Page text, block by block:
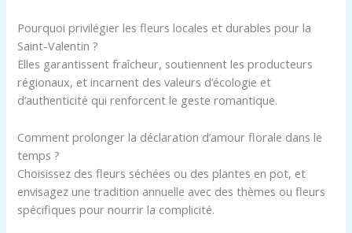
Pourquoi privilégier les fleurs locales et durables pour la
Saint-Valentin ?
Elles garantissent fraîcheur, soutiennent les producteurs
régionaux, et incarnent des valeurs d’écologie et
d’authenticité qui renforcent le geste romantique.
Comment prolonger la déclaration d’amour florale dans le
temps ?
Choisissez des fleurs séchées ou des plantes en pot, et
envisagez une tradition annuelle avec des thèmes ou fleurs
spécifiques pour nourrir la complicité.